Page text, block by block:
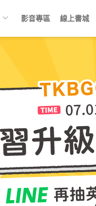
keyboard_arrow_down 影音專區 線上書城